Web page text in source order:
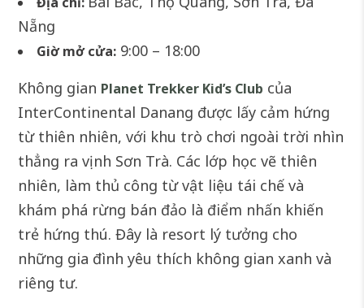
Nẵng
Giờ mở cửa: 9:00 – 18:00
Không gian Planet Trekker Kid’s Club của
InterContinental Danang được lấy cảm hứng
từ thiên nhiên, với khu trò chơi ngoài trời nhìn
thẳng ra vịnh Sơn Trà. Các lớp học vẽ thiên
nhiên, làm thủ công từ vật liệu tái chế và
khám phá rừng bán đảo là điểm nhấn khiến
trẻ hứng thú. Đây là resort lý tưởng cho
những gia đình yêu thích không gian xanh và
riêng tư.